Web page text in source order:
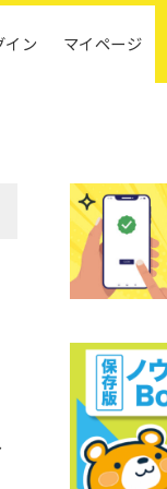
イン マイページ